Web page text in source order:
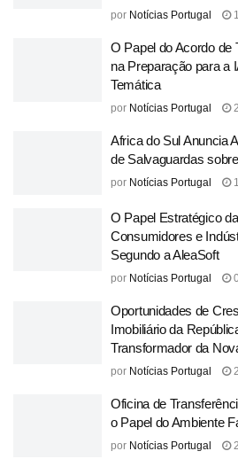
por Notícias Portugal
O Papel do Acordo de
na Preparação para a
Temática
por Notícias Portugal
Africa do Sul Anuncia
de Salvaguardas
por Notícias Portugal
O Papel Estratégico
Consumidores e
Segundo a AleaSoft
por Notícias Portugal
Oportunidades de
Imobiliário da
Transformador da
por Notícias Portugal
Oficina de
o Papel do Ambiente
por Notícias Portugal